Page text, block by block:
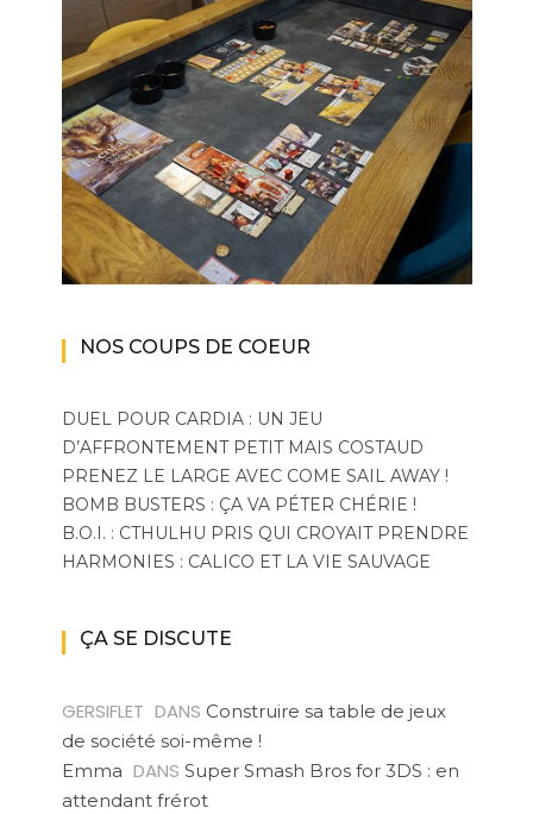
NOS COUPS DE COEUR
DUEL POUR CARDIA : UN JEU
D’AFFRONTEMENT PETIT MAIS COSTAUD
PRENEZ LE LARGE AVEC COME SAIL AWAY !
BOMB BUSTERS : ÇA VA PÉTER CHÉRIE !
B.O.I. : CTHULHU PRIS QUI CROYAIT PRENDRE
HARMONIES : CALICO ET LA VIE SAUVAGE
ÇA SE DISCUTE
GERSIFLET DANS Construire sa table de jeux
de société soi-même !
Emma DANS Super Smash Bros for 3DS : en
attendant frérot